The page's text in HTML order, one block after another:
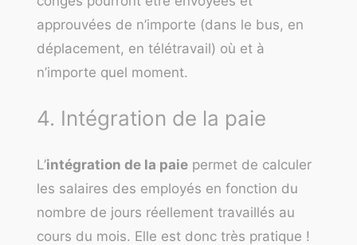
approuvées de n’importe (dans le bus, en
déplacement, en télétravail) où et à
n’importe quel moment.
4. Intégration de la paie
L’intégration de la paie permet de calculer
les salaires des employés en fonction du
nombre de jours réellement travaillés au
cours du mois. Elle est donc très pratique !